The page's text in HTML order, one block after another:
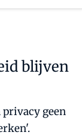
blijven
geen